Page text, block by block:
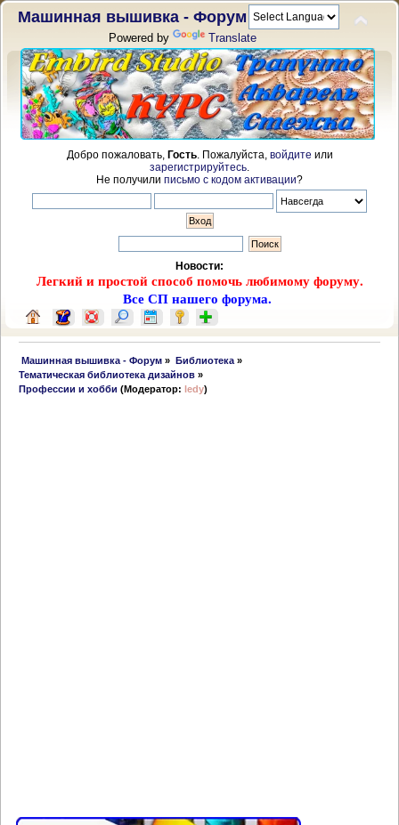
Машинная вышивка - Форум
Powered by Translate
Добро пожаловать, Гость. Пожалуйста, войдите или
зарегистрируйтесь
Не получили письмо с кодом активации?
Новости:
Легкий и простой способ помочь любимому форуму.
Все СП нашего форума.
Машинная вышивка - Форум » Библиотека»
Тематическая библиотека дизайнов »
Профессии и хобби (Модератор:ledy)